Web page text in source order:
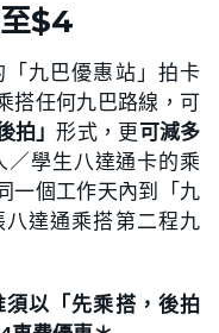
$4
九巴優惠站」拍卡
搭任何九巴路線，可
拍」形式，更可減多
／學生八達通卡的乘
一個工作天內到「九
達通乘搭第二程九
以「先乘搭，後拍